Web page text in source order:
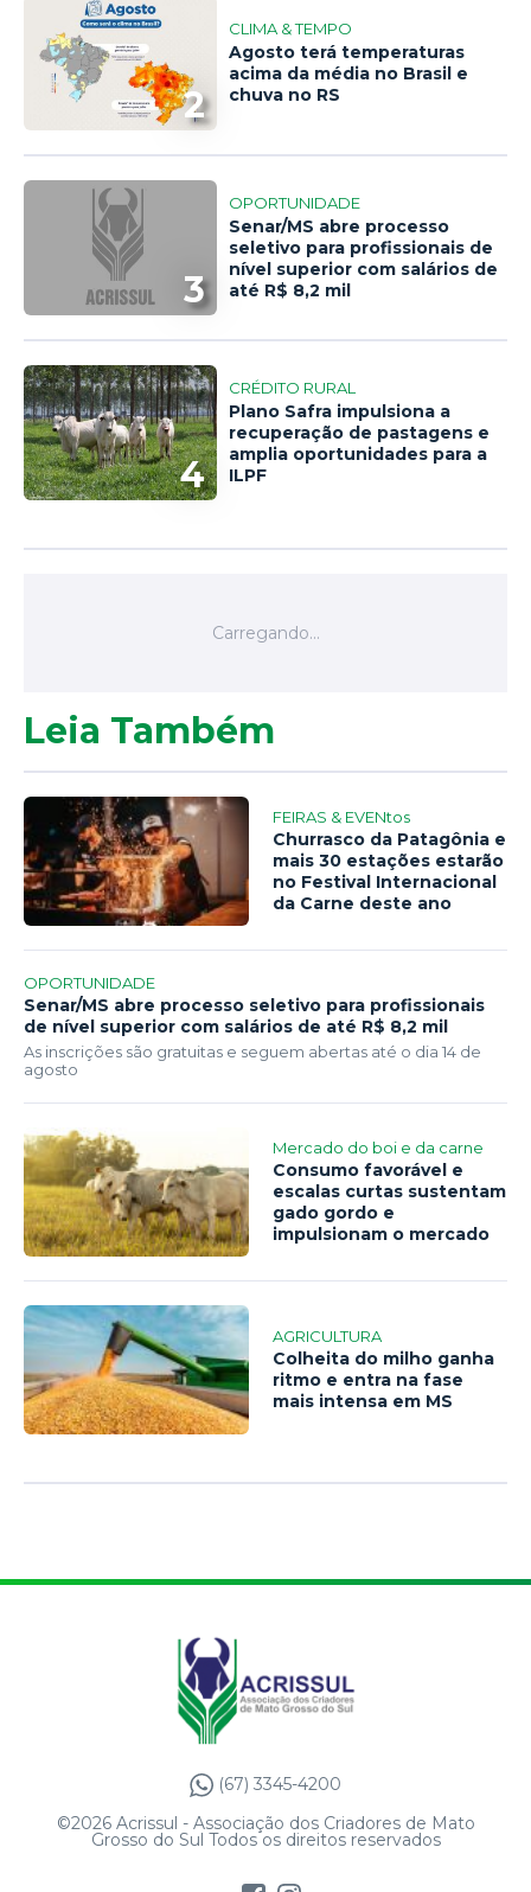
2
CLIMA & TEMPO
Agosto terá temperaturas
acima da média no Brasil e
chuva no RS
3
OPORTUNIDADE
Senar/MS abre processo
seletivo para profissionais de
nível superior com salários de
até R$ 8,2 mil
4
CRÉDITO RURAL
Plano Safra impulsiona a
recuperação de pastagens e
amplia oportunidades para a
ILPF
Leia Também
FEIRAS & EVENtos
Churrasco da Patagônia e
mais 30 estações estarão
no Festival Internacional
da Carne deste ano
OPORTUNIDADE
Senar/MS abre processo seletivo para profissionais
de nível superior com salários de até R$ 8,2 mil
As inscrições são gratuitas e seguem abertas até o dia 14 de
agosto
Mercado do boi e da carne
Consumo favorável e
escalas curtas sustentam
gado gordo e
impulsionam o mercado
AGRICULTURA
Colheita do milho ganha
ritmo e entra na fase
mais intensa em MS
(67) 3345-4200
©2026 Acrissul - Associação dos Criadores de Mato
Grosso do Sul Todos os direitos reservados